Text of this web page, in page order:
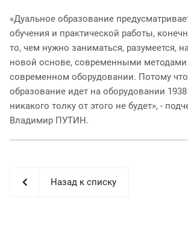
«Дуальное образование
обучения и практической работы,
то, чем нужно заниматься, разумеется,
новой основе, современными
современном оборудовании. Потому
образование идет на оборудовании 1938
никакого толку от этого не будет», -
Владимир ПУТИН.
Назад к списку